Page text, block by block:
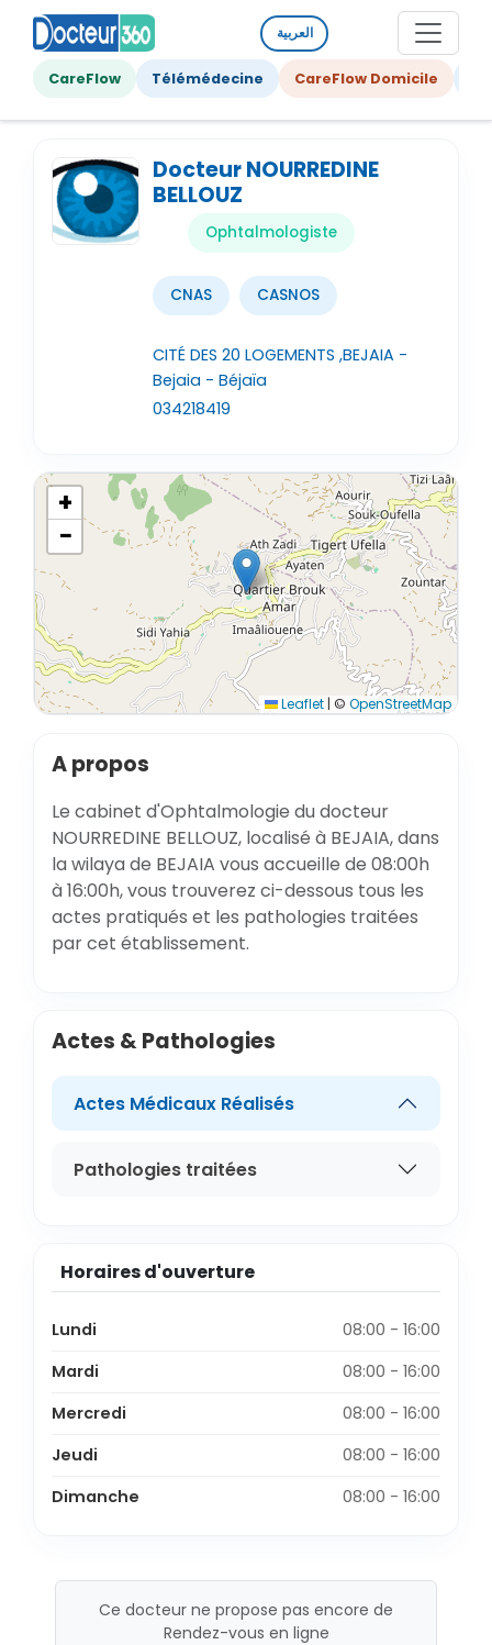
العربية
CareFlow Télémédecine CareFlow Domicile
Docteur NOURREDINE
BELLOUZ
Ophtalmologiste
CNAS CASNOS
CITÉ DES 20 LOGEMENTS ,BEJAIA -
Bejaia - Béjaïa
034218419
+
−
Leaflet | © OpenStreetMap
A propos
Le cabinet d'Ophtalmologie du docteur
NOURREDINE BELLOUZ, localisé à BEJAIA, dans
la wilaya de BEJAIA vous accueille de 08:00h
à 16:00h, vous trouverez ci-dessous tous les
actes pratiqués et les pathologies traitées
par cet établissement.
Actes & Pathologies
Actes Médicaux Réalisés
Pathologies traitées
Horaires d'ouverture
Lundi
08:00 - 16:00
Mardi
08:00 - 16:00
Mercredi
08:00 - 16:00
Jeudi
08:00 - 16:00
Dimanche
08:00 - 16:00
Ce docteur ne propose pas encore de
Rendez-vous en ligne